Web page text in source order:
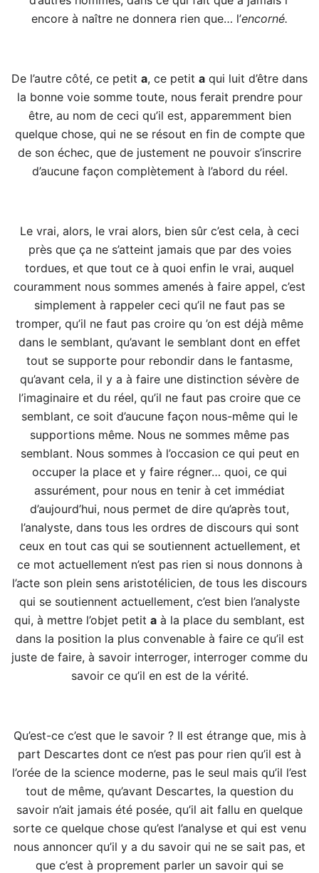
encore à naître ne donnera rien que… l’encorné.
De l’autre côté, ce petit a, ce petit a qui luit d’être dans
la bonne voie somme toute, nous ferait prendre pour
être, au nom de ceci qu’il est, apparemment bien
quelque chose, qui ne se résout en fin de compte que
de son échec, que de justement ne pouvoir s’inscrire
d’aucune façon complètement à l’abord du réel.
Le vrai, alors, le vrai alors, bien sûr c’est cela, à ceci
près que ça ne s’atteint jamais que par des voies
tordues, et que tout ce à quoi enfin le vrai, auquel
couramment nous sommes amenés à faire appel, c’est
simplement à rappeler ceci qu’il ne faut pas se
tromper, qu’il ne faut pas croire qu ’on est déjà même
dans le semblant, qu’avant le semblant dont en effet
tout se supporte pour rebondir dans le fantasme,
qu’avant cela, il y a à faire une distinction sévère de
l’imaginaire et du réel, qu’il ne faut pas croire que ce
semblant, ce soit d’aucune façon nous-même qui le
supportions même. Nous ne sommes même pas
semblant. Nous sommes à l’occasion ce qui peut en
occuper la place et y faire régner… quoi, ce qui
assurément, pour nous en tenir à cet immédiat
d’aujourd’hui, nous permet de dire qu’après tout,
l’analyste, dans tous les ordres de discours qui sont
ceux en tout cas qui se soutiennent actuellement, et
ce mot actuellement n’est pas rien si nous donnons à
l’acte son plein sens aristotélicien, de tous les discours
qui se soutiennent actuellement, c’est bien l’analyste
qui, à mettre l’objet petit a à la place du semblant, est
dans la position la plus convenable à faire ce qu’il est
juste de faire, à savoir interroger, interroger comme du
savoir ce qu’il en est de la vérité.
Qu’est-ce c’est que le savoir ? Il est étrange que, mis à
part Descartes dont ce n’est pas pour rien qu’il est à
l’orée de la science moderne, pas le seul mais qu’il l’est
tout de même, qu’avant Descartes, la question du
savoir n’ait jamais été posée, qu’il ait fallu en quelque
sorte ce quelque chose qu’est l’analyse et qui est venu
nous annoncer qu’il y a du savoir qui ne se sait pas, et
que c’est à proprement parler un savoir qui se